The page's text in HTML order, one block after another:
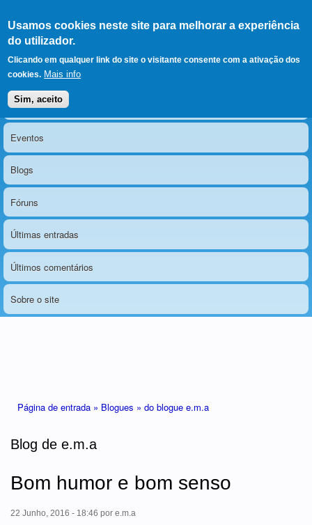
Usamos cookies neste site para melhorar a experiência
do utilizador.
Clicando em qualquer link do site o visitante consente com a ativação dos
cookies. Mais info
Sim, aceito
LERPARAVER , ir para a
página principal
O portal da visão diferente
Menu principal
Notícias
Eventos
Blogs
Fóruns
Últimas entradas
Últimos comentários
Sobre o site
Página de entrada » Blogues » do blogue e.m.a
Blog de e.m.a
Bom humor e bom senso
22 Junho, 2016 - 18:46 por e.m.a